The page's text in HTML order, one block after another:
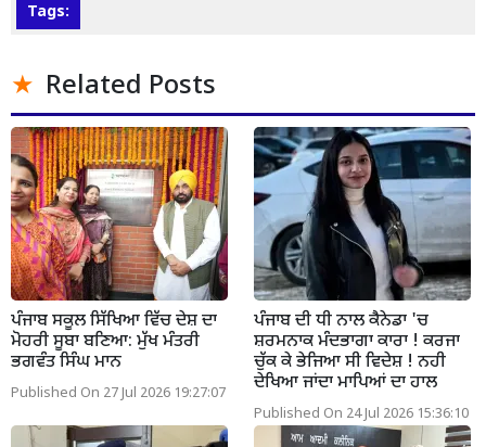
Tags:
Related Posts
ਪੰਜਾਬ ਸਕੂਲ ਸਿੱਖਿਆ ਵਿੱਚ ਦੇਸ਼ ਦਾ
ਮੋਹਰੀ ਸੂਬਾ ਬਣਿਆ: ਮੁੱਖ ਮੰਤਰੀ
ਭਗਵੰਤ ਸਿੰਘ ਮਾਨ
Published On 27 Jul 2026 19:27:07
ਪੰਜਾਬ ਦੀ ਧੀ ਨਾਲ ਕੈਨੇਡਾ 'ਚ
ਸ਼ਰਮਨਾਕ ਮੰਦਭਾਗਾ ਕਾਰਾ ! ਕਰਜਾ
ਚੁੱਕ ਕੇ ਭੇਜਿਆ ਸੀ ਵਿਦੇਸ਼ ! ਨਹੀ
ਦੇਖਿਆ ਜਾਂਦਾ ਮਾਪਿਆਂ ਦਾ ਹਾਲ
Published On 24 Jul 2026 15:36:10